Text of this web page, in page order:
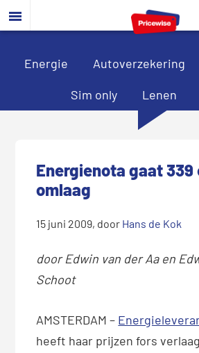
Door
naar
hoofd
Spring
naar
eerste
Spring
naar
voettekst
Energie Autoverzekering
Sim only Lenen
Energienota gaat 339
omlaag
15 juni 2009, door Hans de Kok
door Edwin van der Aa en
Schoot
AMSTERDAM –
heeft haar prijzen fors